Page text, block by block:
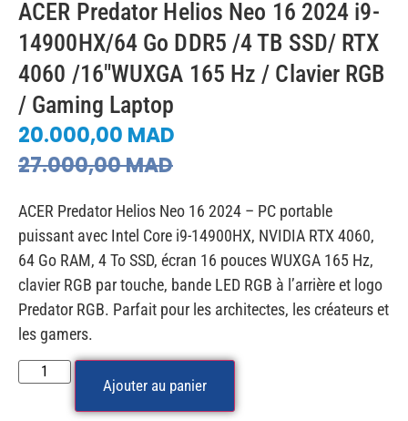
ACER Predator Helios Neo 16 2024 i9-
14900HX/64 Go DDR5 /4 TB SSD/ RTX
4060 /16″WUXGA 165 Hz / Clavier RGB
/ Gaming Laptop
27.000,00MAD
20.000,00 MAD
ACER Predator Helios Neo 16 2024 – PC portable
puissant avec Intel Core i9-14900HX, NVIDIA RTX 4060,
64 Go RAM, 4 To SSD, écran 16 pouces WUXGA 165 Hz,
clavier RGB par touche, bande LED RGB à l’arrière et logo
Predator RGB. Parfait pour les architectes, les créateurs et
les gamers.
Ajouter au panier